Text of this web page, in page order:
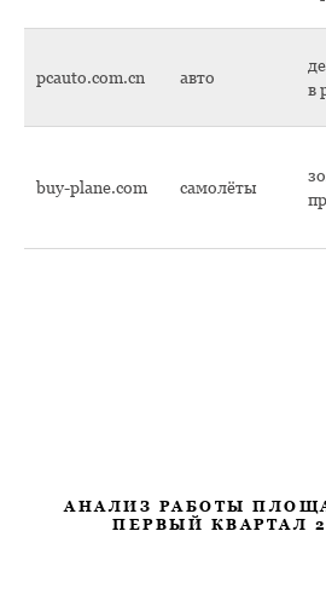
pcauto.com.cn авто
в
buy-plane.com самолёты
АНАЛИЗ РАБОТЫ
ПЕРВЫЙ КВАРТАЛ